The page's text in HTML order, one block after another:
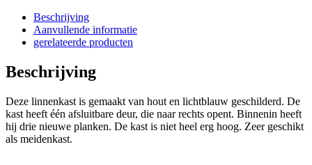
Beschrijving
Aanvullende informatie
gerelateerde producten
Beschrijving
Deze linnenkast is gemaakt van hout en lichtblauw geschilderd. De
kast heeft één afsluitbare deur, die naar rechts opent. Binnenin heeft
hij drie nieuwe planken. De kast is niet heel erg hoog. Zeer geschikt
als meidenkast.